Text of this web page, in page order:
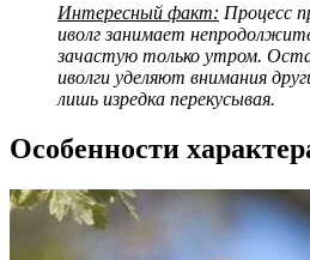
Интересный факт: Процесс
иволг занимает
зачастую только утром.
иволги уделяют внимания
лишь изредка перекусывая.
Особенности